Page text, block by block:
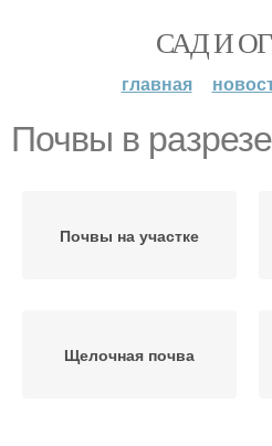
САД И
главная
Почвы в разрезе
Почвы на участке
Щелочная почва